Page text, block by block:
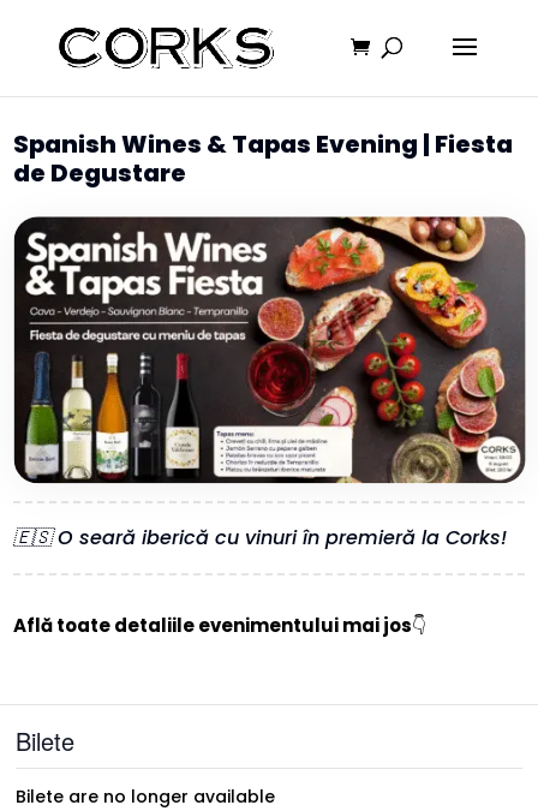
Spanish Wines & Tapas Evening | Fiesta
de Degustare
🇪🇸 O seară iberică cu vinuri în premieră la Corks!
Află toate detaliile evenimentului mai jos👇
Bilete
Bilete are no longer available